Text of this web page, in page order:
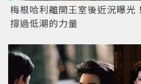
梅根哈利離開王室後近況曝光
撐過低潮的力量